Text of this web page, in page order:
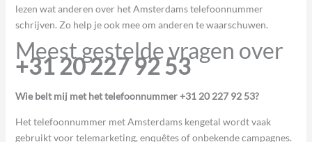
lezen wat anderen over het Amsterdams telefoonnummer
schrijven. Zo help je ook mee om anderen te waarschuwen.
Meest gestelde vragen over
+31 20 227 92 53
Wie belt mij met het telefoonnummer +31 20 227 92 53?
Het telefoonnummer met Amsterdams kengetal wordt vaak
gebruikt voor telemarketing, enquêtes of onbekende campagnes.